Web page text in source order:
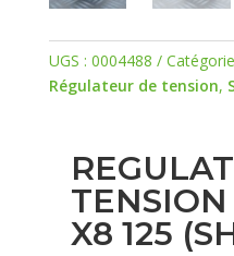
UGS : 0004488
Régulateur de tension,
X8 125